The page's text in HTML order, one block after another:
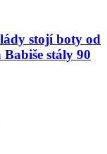
stojí boty od
stály 90